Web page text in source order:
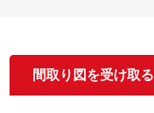
間取り図を受け取る